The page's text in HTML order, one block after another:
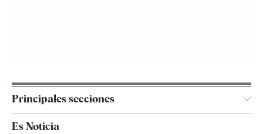
Principales secciones
España
Es Noticia